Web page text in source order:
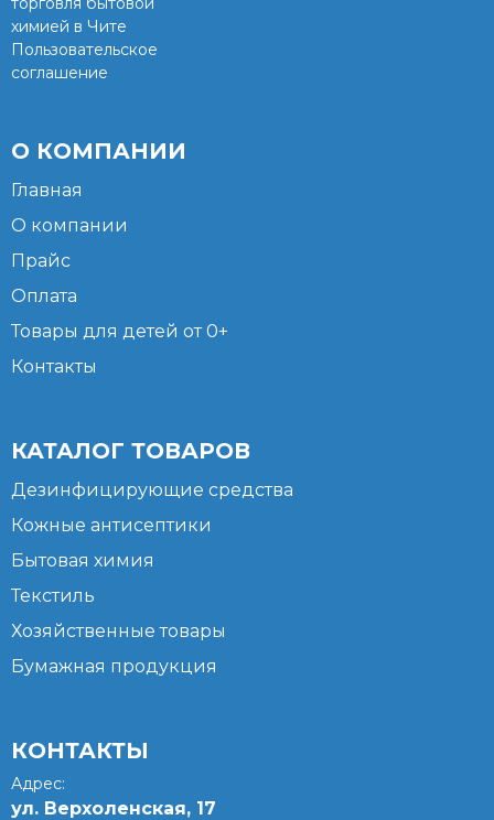
химией в Чите
Пользовательское
соглашение
О КОМПАНИИ
Главная
О компании
Прайс
Оплата
Товары для детей от 0+
Контакты
КАТАЛОГ ТОВАРОВ
Дезинфицирующие средства
Кожные антисептики
Бытовая химия
Текстиль
Хозяйственные товары
Бумажная продукция
КОНТАКТЫ
Адрес:
ул. Верхоленская, 17​